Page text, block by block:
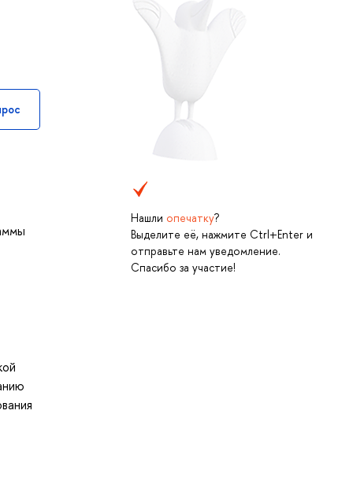
Нашли опечатку?
Выделите её, нажмите Ctrl+Enter и
отправьте нам уведомление.
Спасибо за участие!